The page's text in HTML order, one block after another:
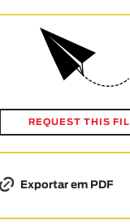
REQUEST THIS
Exportar em PDF